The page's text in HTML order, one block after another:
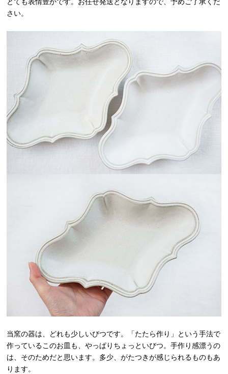
さい。
当窯の器は、どれも少しいびつです。「たたら作り」という手法で
作っているこのお皿も、やっぱりちょっといびつ。手作り感漂うの
は、そのためだと思います。多少、がたつきが感じられるものもあ
ります。